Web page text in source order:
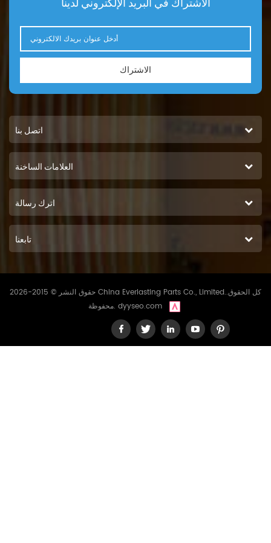
الاشتراك
اتصل بنا
العلامات الساخنة
اترك رسالة
تابعنا
حقوق النشر © 2015-2026 China Everlasting Parts Co., Limited..كل الحقوق
محفوظة. dyyseo.com